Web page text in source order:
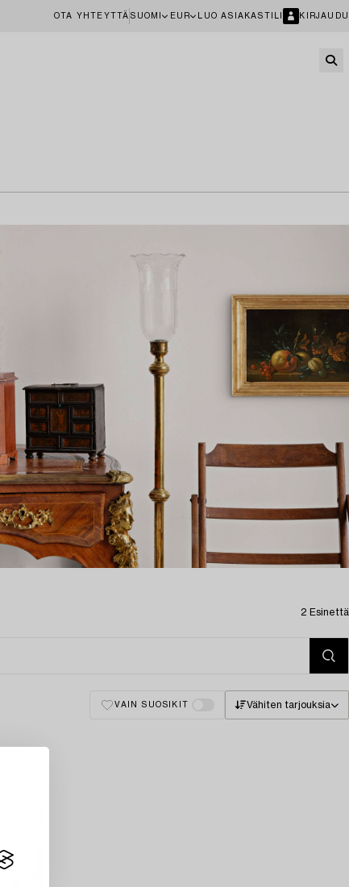
OTA YHTEYTTÄ SUOMI EUR LUO ASIAKASTILI KIRJAUDU
2 Esinettä
VAIN SUOSIKIT Vähiten tarjouksia